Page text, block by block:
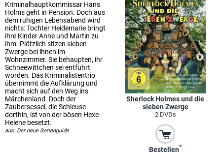
Sherlock Holmes und die
sieben Zwerge
2 DVDs
Bestellen*
Kriminalhauptkommissar Hans
Holms geht in Pension. Doch aus
dem ruhigen Lebensabend wird
nichts: Tochter Heidemarie bringt
ihre Kinder Anne und Martin zu
ihm. Plötzlich sitzen sieben
Zwerge bei ihnen im
Wohnzimmer. Sie behaupten, ihr
Schneewittchen sei entführt
worden. Das Kriminalistentrio
übernimmt die Aufklärung und
macht sich auf den Weg ins
Märchenland. Doch der
Zaubersessel, die Schleuse
dorthin, ist von der bösen Hexe
Helene besetzt.
aus: Der neue Serienguide